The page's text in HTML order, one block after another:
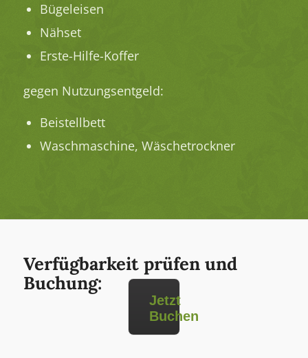
Bügeleisen
Nähset
Erste-Hilfe-Koffer
gegen Nutzungsentgeld:
Beistellbett
Waschmaschine, Wäschetrockner
Verfügbarkeit prüfen und
Buchung:
Jetzt
Buchen